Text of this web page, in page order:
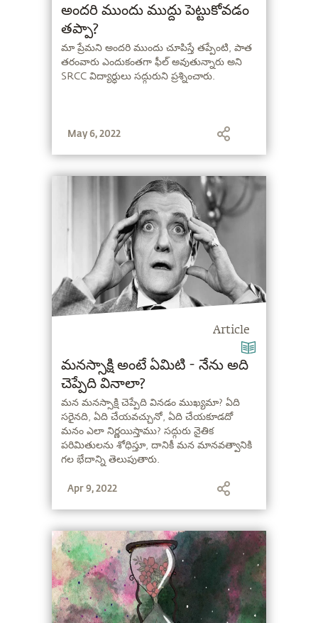
అందరి ముందు ముద్దు పెట్టుకోవడం
తప్పా?
మా ప్రేమని అందరి ముందు చూపిస్తే తప్పేంటి, పాత
తరంవారు ఎందుకంతగా ఫీల్ అవుతున్నారు అని
SRCC విద్యార్ధులు సద్గురుని ప్రశ్నించారు.
May 6, 2022
Article
మనస్సాక్షి అంటే ఏమిటి - నేను అది
చెప్పేది వినాలా?
మన మనస్సాక్షి చెప్పేది వినడం ముఖ్యమా? ఏది
సరైనది, ఏది చేయవచ్చునో, ఏది చేయకూడదో
మనం ఎలా నిర్ణయిస్తాము? సద్గురు నైతిక
పరిమితులను శోధిస్తూ, దానికీ మన మానవత్వానికి
గల భేదాన్ని తెలుపుతారు.
Apr 9, 2022